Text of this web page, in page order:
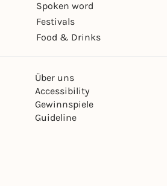
Spoken word
Festivals
Food & Drinks
Über uns
Accessibility
Gewinnspiele
Guideline